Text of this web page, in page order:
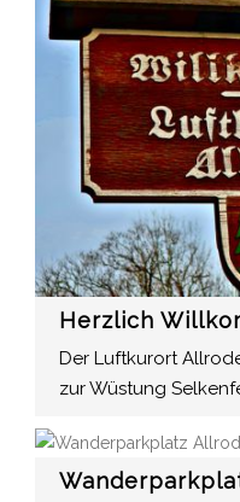
Herzlich
Der Luftkurort
zur Wüstung